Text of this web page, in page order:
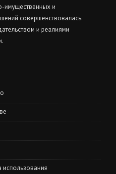
имущественных и
совершенствовалась
и реалиями
использования